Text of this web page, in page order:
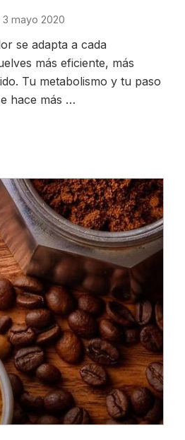
Publicado
3 mayo 2020
se adapta a cada
más eficiente, más
Tu metabolismo y tu paso
hace más …